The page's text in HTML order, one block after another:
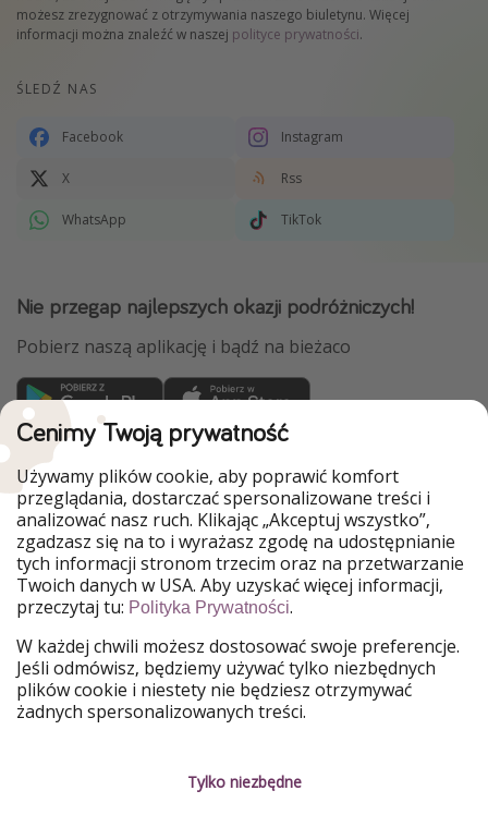
możesz zrezygnować z otrzymywania naszego biuletynu. Więcej
informacji można znaleźć w naszej polityce prywatności.
ŚLEDŹ NAS
Facebook Instagram
X Rss
WhatsApp TikTok
Nie przegap najlepszych okazji podróżniczych!
Pobierz naszą aplikację i bądź na bieżaco
WakacyjniPiraci są częścią Grupy HolidayPirates
Nasze rynki
PiratinViaggio
HolidayPirates
VakantiePiraten
VoyagesPirates
Ferienpiraten
Urlaubspiraten
Urlaubspiraten
ViajerosPiratas
TravelPirates
Nasza grupa
HolidayPirates Group
Poznaj nas! Informacje prawne
Cenimy Twoją prywatność
Używamy plików cookie, aby poprawić komfort
przeglądania, dostarczać spersonalizowane treści i
analizować nasz ruch. Klikając „Akceptuj wszystko”,
zgadzasz się na to i wyrażasz zgodę na udostępnianie
tych informacji stronom trzecim oraz na przetwarzanie
Twoich danych w USA. Aby uzyskać więcej informacji,
przeczytaj tu: Polityka Prywatności.
W każdej chwili możesz dostosować swoje preferencje.
Jeśli odmówisz, będziemy używać tylko niezbędnych
plików cookie i niestety nie będziesz otrzymywać
żadnych spersonalizowanych treści.
Tylko niezbędne